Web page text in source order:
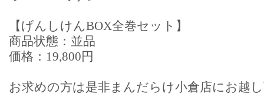
【げんしけんBOX全巻セット】
商品状態：並品
価格：19,800円
お求めの方は是非まんだらけ小倉店にお越